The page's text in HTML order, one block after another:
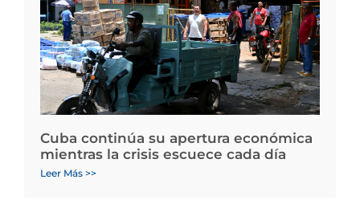
Cuba continúa su apertura económica
mientras la crisis escuece cada día
Leer Más >>